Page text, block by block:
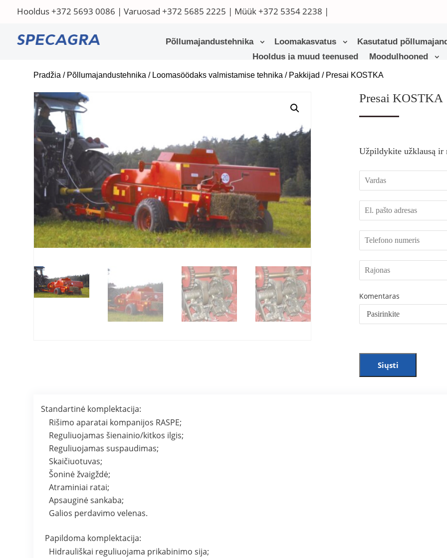
Hooldus+372 5693 0086 | Varuosad +372 5685 2225 | Müük+372 5354 2238 |
Põllumajandustehnika Loomakasvatus
Kasutatud
Hooldus ja muud teenused
Moodulhooned
Pradžia / Põllumajandustehnika / Loomasöödaks valmistamise tehnika / Pakkijad / Presai KOSTKA
Presai KOSTKA
Užpildykite užklausą ir
Komentaras
Siųsti
Standartinė komplektacija:
Rišimo aparatai kompanijos RASPE;
Reguliuojamas šienainio/kitkos ilgis;
Reguliuojamas suspaudimas;
Skaičiuotuvas;
Šoninė žvaigždė;
Atraminiai ratai;
Apsauginė sankaba;
Galios perdavimo velenas.
Papildoma komplektacija:
Hidrauliškai reguliuojama prikabinimo sija;